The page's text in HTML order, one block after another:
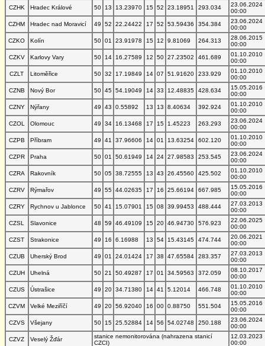
CZHK
Hradec Králové 50 13 13.23970 15 52 23.18951 293.034
23.06.2024
00:00
CZHM
Hradec nad Moravicí 49 52 22.24422 17 52 53.59436 354.384
23.06.2024
00:00
CZKO
Kolín 50 01 23.91978 15 12 9.81069 264.313
28.06.2015
00:00
CZKV
Karlovy Vary 50 14 16.27589 12 50 27.23502 461.689
01.10.2010
00:00
CZLT
Litoměřice 50 32 17.19849 14 07 51.91620 233.929
01.10.2010
00:00
CZNB
Nový Bor 50 45 54.19049 14 33 12.48835 428.634
15.05.2016
00:00
CZNY
Nýřany 49 43 0.55892 13 13 8.40634 392.924
01.10.2010
00:00
CZOL
Olomouc 49 34 16.13468 17 15 1.45223 263.293
23.06.2024
00:00
CZPB
Příbram 49 41 37.96606 14 01 13.63254 602.120
01.10.2010
00:00
CZPR
Praha 50 01 50.61949 14 24 27.98583 253.545
23.06.2024
00:00
CZRA
Rakovník 50 05 38.72555 13 43 26.45560 425.502
01.10.2010
00:00
CZRV
Rýmařov 49 55 44.02635 17 16 25.66194 667.985
15.05.2016
00:00
CZRY
Rychnov u Jablonce 50 41 15.07901 15 08 39.99453 488.444
27.03.2013
00:00
CZSL
Slavonice 48 59 46.49109 15 20 46.94730 576.923
22.06.2025
00:00
CZST
Strakonice 49 16 6.16988 13 54 15.43145 474.744
20.06.2021
00:00
CZUB
Uherský Brod 49 01 24.01424 17 38 47.65584 283.357
27.03.2013
00:00
CZUH
Uhelná 50 21 50.49287 17 01 34.59563 372.059
08.10.2017
00:00
CZUS
Ústrašice 49 20 34.71380 14 41 5.12014 466.748
01.10.2010
00:00
CZVM
Velké Meziříčí 49 20 56.92040 16 00 0.88750 551.504
15.05.2016
00:00
CZVS
Všejany 50 15 25.52884 14 56 54.02748 250.188
23.06.2024
00:00
CZVZ
Veselý Žďár
stanice nemonitorována (nahrazena stanicí
CZCI)
12.03.2023
00:00